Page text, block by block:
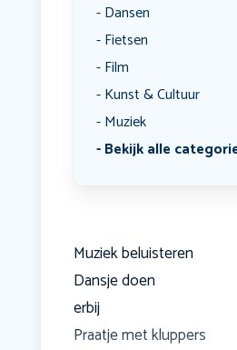
Dansen
Fietsen
Film
Kunst & Cultuur
Muziek
Bekijk alle
Muziek beluisteren
Dansje doen
erbij
Praatje met kluppers